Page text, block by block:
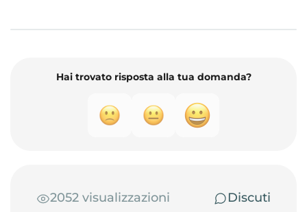
Hai trovato risposta alla tua domanda?
2052 visualizzazioni
Discuti